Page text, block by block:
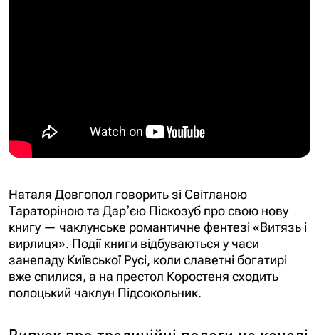
Наталя Довгопол говорить зі Світланою
Тараторіною та Дарʼєю Піскозуб про свою нову
книгу — чаклунське романтичне фентезі «Витязь і
вирлиця». Події книги відбуваються у часи
занепаду Київської Русі, коли славетні богатирі
вже спилися, а на престол Коростеня сходить
полоцький чаклун Підсокольник.